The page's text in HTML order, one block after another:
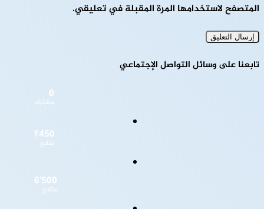
المتصفح لاستخدامها المرة المقبلة في تعليقي.
تابعنا على وسائل التواصل الإجتماعي
0
مشترك
1٬450
متابع
6٬500
متابع